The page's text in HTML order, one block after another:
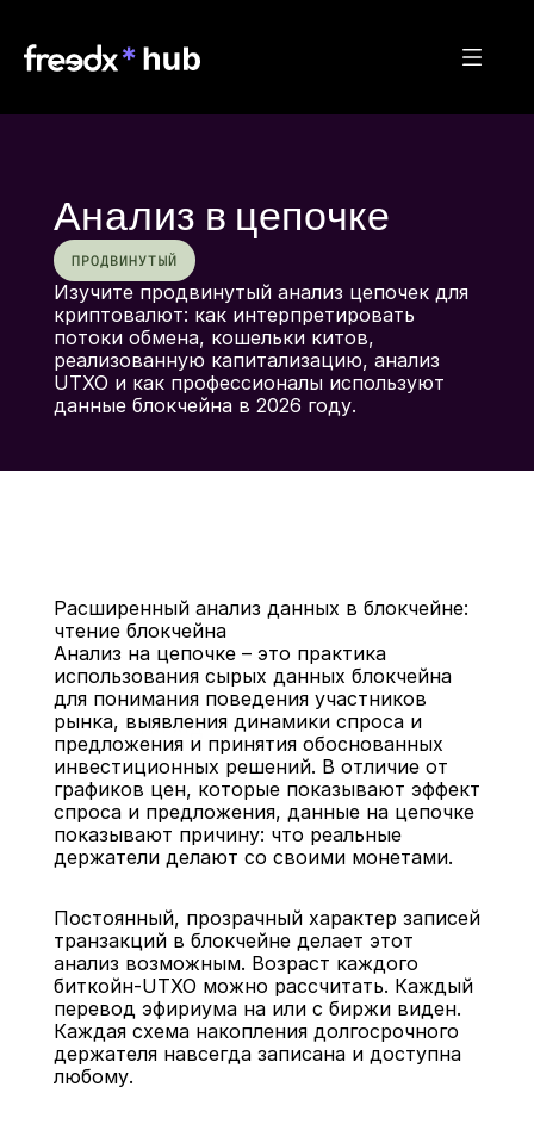
Анализ в цепочке
ПРОДВИНУТЫЙ
Изучите продвинутый анализ цепочек для
криптовалют: как интерпретировать
потоки обмена, кошельки китов,
реализованную капитализацию, анализ
UTXO и как профессионалы используют
данные блокчейна в 2026 году.
Назад
Расширенный анализ данных в блокчейне:
чтение блокчейна
Анализ на цепочке – это практика
использования сырых данных блокчейна
для понимания поведения участников
рынка, выявления динамики спроса и
предложения и принятия обоснованных
инвестиционных решений. В отличие от
графиков цен, которые показывают эффект
спроса и предложения, данные на цепочке
показывают причину: что реальные
держатели делают со своими монетами.
Постоянный, прозрачный характер записей
транзакций в блокчейне делает этот
анализ возможным. Возраст каждого
биткойн-UTXO можно рассчитать. Каждый
перевод эфириума на или с биржи виден.
Каждая схема накопления долгосрочного
держателя навсегда записана и доступна
любому.